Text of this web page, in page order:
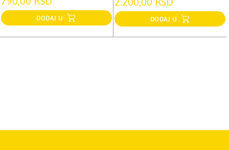
DODAJ U DODAJ U